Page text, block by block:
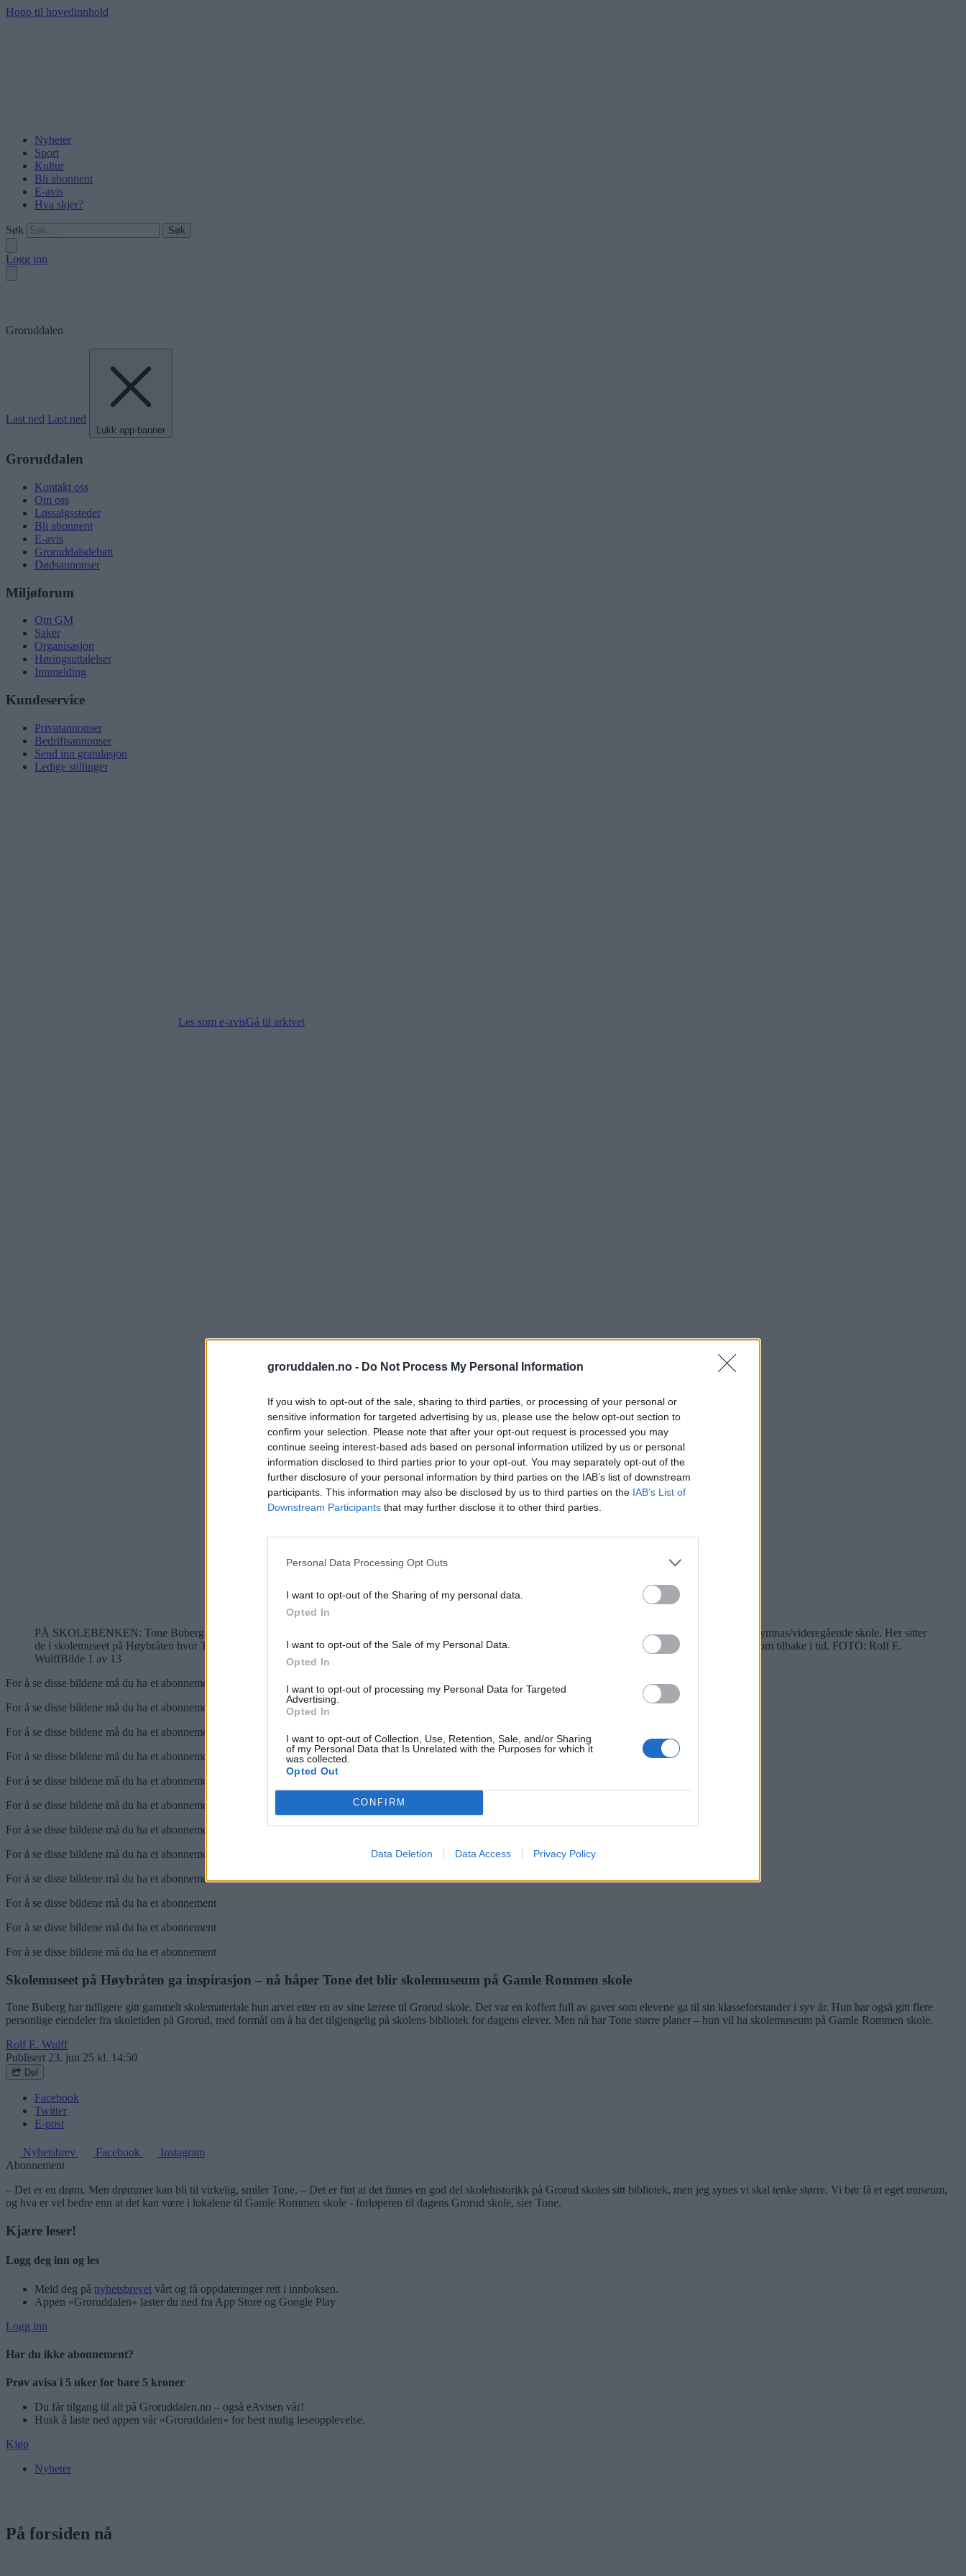
groruddalen.no - Do Not Process My Personal Information
If you wish to opt-out of the sale, sharing to third parties, or processing of your personal or
sensitive information for targeted advertising by us, please use the below opt-out section to
confirm your selection. Please note that after your opt-out request is processed you may
continue seeing interest-based ads based on personal information utilized by us or personal
information disclosed to third parties prior to your opt-out. You may separately opt-out of the
further disclosure of your personal information by third parties on the IAB’s list of downstream
participants. This information may also be disclosed by us to third parties on the IAB’s List of
Downstream Participants that may further disclose it to other third parties.
Personal Data Processing Opt Outs
I want to opt-out of the Sharing of my personal data.
Opted In
I want to opt-out of the Sale of my Personal Data.
Opted In
I want to opt-out of processing my Personal Data for Targeted
Advertising.
Opted In
I want to opt-out of Collection, Use, Retention, Sale, and/or Sharing
of my Personal Data that Is Unrelated with the Purposes for which it
was collected.
Opted Out
CONFIRM
Data Deletion Data Access Privacy Policy
Hopp til hovedinnhold
Nyheter
Sport
Kultur
Bli abonnent
E-avis
Hva skjer?
Søk
Logg inn
Groruddalen
Last ned Last ned
Lukk app-banner
Groruddalen
Kontakt oss
Om oss
Løssalgssteder
Bli abonnent
E-avis
Groruddalsdebatt
Dødsannonser
Miljøforum
Om GM
Saker
Organisasjon
Høringsuttalelser
Innmelding
Kundeservice
Privatannonser
Bedriftsannonser
Send inn gratulasjon
Ledige stillinger
Les som e-avisGå til arkivet
PÅ SKOLEBENKEN: Tone Buberg og Rolf E. Torbo gikk på henholdsvis Grorud skole og Høybråten skole - men de var senere klassekamerater på Grorud Gymnas/videregående skole. Her sitter
de i skolemuseet på Høybråten hvor Tone ville hente inspirasjon til å få til det samme på Gamle Rommen skole. Et gammelt Palestinakart hang i de fleste klasserom tilbake i tid. FOTO: Rolf E.
WulffBilde 1 av 13
For å se disse bildene må du ha et abonnement
For å se disse bildene må du ha et abonnement
For å se disse bildene må du ha et abonnement
For å se disse bildene må du ha et abonnement
For å se disse bildene må du ha et abonnement
For å se disse bildene må du ha et abonnement
For å se disse bildene må du ha et abonnement
For å se disse bildene må du ha et abonnement
For å se disse bildene må du ha et abonnement
For å se disse bildene må du ha et abonnement
For å se disse bildene må du ha et abonnement
For å se disse bildene må du ha et abonnement
Skolemuseet på Høybråten ga inspirasjon – nå håper Tone det blir skolemuseum på Gamle Rommen skole
Tone Buberg har tidligere gitt gammelt skolemateriale hun arvet etter en av sine lærere til Grorud skole. Det var en koffert full av gaver som elevene ga til sin klasseforstander i syv år. Hun har også gitt flere
personlige eiendeler fra skoletiden på Grorud, med formål om å ha det tilgjengelig på skolens bibliotek for dagens elever. Men nå har Tone større planer – hun vil ha skolemuseum på Gamle Rommen skole.
Rolf E. Wulff
Publisert 23. jun 25 kl. 14:50
Del
Facebook
Twitter
E-post
Nyhetsbrev Facebook
Instagram
Abonnement
– Det er en drøm. Men drømmer kan bli til virkelig, smiler Tone. – Det er fint at det finnes en god del skolehistorikk på Grorud skoles sitt bibliotek, men jeg synes vi skal tenke større. Vi bør få et eget museum,
og hva er vel bedre enn at det kan være i lokalene til Gamle Rommen skole - forløperen til dagens Grorud skole, sier Tone.
Kjære leser!
Logg deg inn og les
Meld deg på nyhetsbrevet vårt og få oppdateringer rett i innboksen.
Appen «Groruddalen» laster du ned fra App Store og Google Play
Logg inn
Har du ikke abonnement?
Prøv avisa i 5 uker for bare 5 kroner
Du får tilgang til alt på Groruddalen.no – også eAvisen vår!
Husk å laste ned appen vår «Groruddalen» for best mulig leseopplevelse.
Kjøp
Nyheter
På forsiden nå